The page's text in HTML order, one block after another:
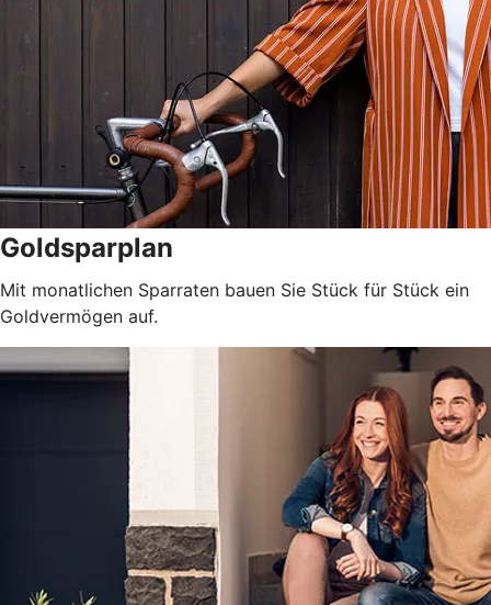
Goldsparplan
Mit monatlichen Sparraten bauen Sie Stück für Stück ein
Goldvermögen auf.